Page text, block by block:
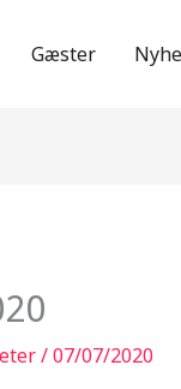
Gæster
/07/07/2020